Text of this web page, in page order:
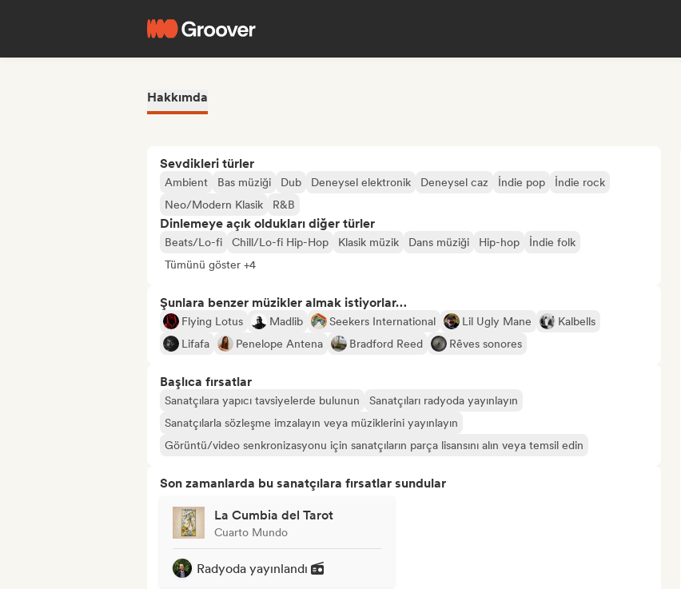
Hakkımda
Sevdikleri türler
Ambient Bas müziği Dub Deneysel elektronik Deneysel caz İndie pop
İndie rock
Neo/Modern Klasik
R&B
Dinlemeye açık oldukları diğer türler
Beats/Lo-fi Chill/Lo-fi Hip-Hop Klasik müzik Dans müziği Hip-hop
İndie folk
Tümünü göster +4
Şunlara benzer müzikler almak istiyorlar…
Flying Lotus Madlib Seekers International Lil Ugly Mane
Kalbells
Lifafa
Penelope Antena Bradford Reed Rêves sonores
Başlıca fırsatlar
Sanatçılara yapıcı tavsiyelerde bulunun
Sanatçıları radyoda yayınlayın
Sanatçılarla sözleşme imzalayın veya müziklerini yayınlayın
Görüntü/video senkronizasyonu için sanatçıların parça lisansını alın veya temsil edin
Son zamanlarda bu sanatçılara fırsatlar sundular
La Cumbia del Tarot
Cuarto Mundo
Radyoda yayınlandı